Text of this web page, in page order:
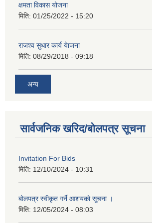
क्षमता विकास योजना
मिति: 01/25/2022 - 15:20
राजश्व सुधार कार्य येाजना
मिति: 08/29/2018 - 09:18
अन्य
सार्वजनिक खरिद/बोलपत्र सूचना
Invitation For Bids
मिति: 12/10/2024 - 10:31
बोलपत्र स्वीकृत गर्ने आशयको सूचना ।
मिति: 12/05/2024 - 08:03